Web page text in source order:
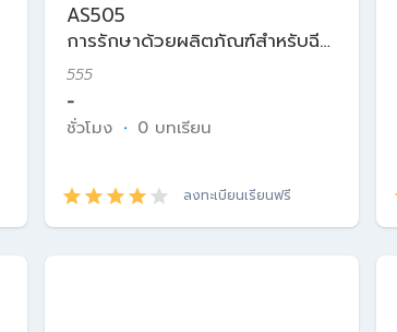
AS505
การรักษาด้วยผลิตภัณฑ์สำหรับฉีด
ในเวชศาสตร์ความงาม
555
-
ชั่วโมง · 0 บทเรียน
ลงทะเบียนเรียนฟรี